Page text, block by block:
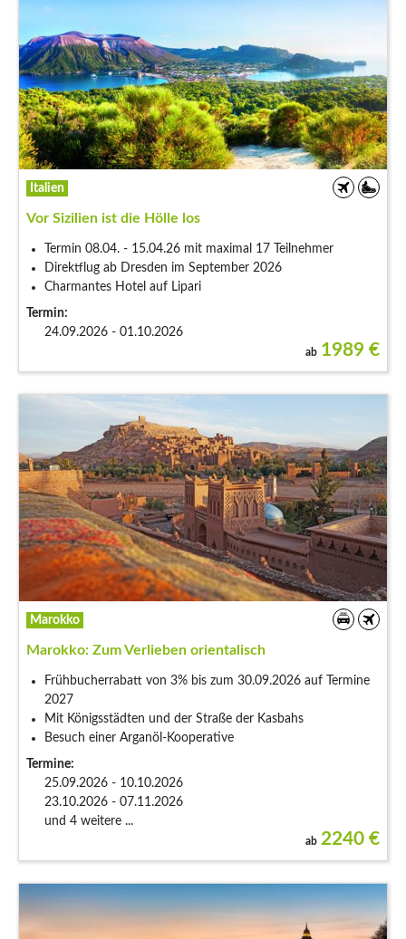
Italien
Vor Sizilien ist die Hölle los
Termin 08.04. - 15.04.26 mit maximal 17 Teilnehmer
Direktflug ab Dresden im September 2026
Charmantes Hotel auf Lipari
Termin:
24.09.2026 - 01.10.2026
ab 1989 €
Marokko
Marokko: Zum Verlieben orientalisch
Frühbucherrabatt von 3% bis zum 30.09.2026 auf Termine
2027
Mit Königsstädten und der Straße der Kasbahs
Besuch einer Arganöl-Kooperative
Termine:
25.09.2026 - 10.10.2026
23.10.2026 - 07.11.2026
und 4 weitere ...
ab 2240 €